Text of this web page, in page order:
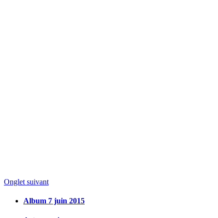
Onglet suivant
Album 7 juin 2015